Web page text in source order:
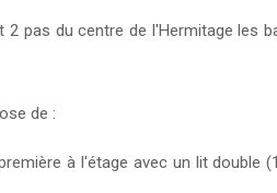
2 pas du centre de l'Hermitage les
de :
à l'étage avec un lit double